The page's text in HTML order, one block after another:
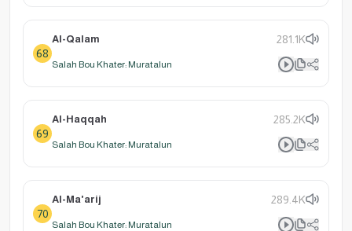
68
Al-Qalam 281.1K
Salah Bou Khater: Muratalun
69
Al-Haqqah 285.2K
Salah Bou Khater: Muratalun
70
Al-Ma'arij 289.4K
Salah Bou Khater: Muratalun